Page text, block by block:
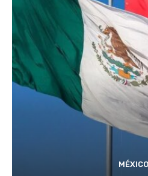
MÉXICO